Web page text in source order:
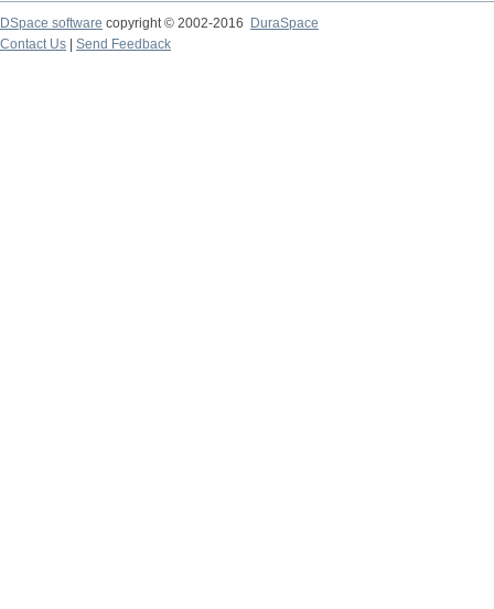
DSpace software copyright © 2002-2016
DuraSpace
Contact Us
Send Feedback